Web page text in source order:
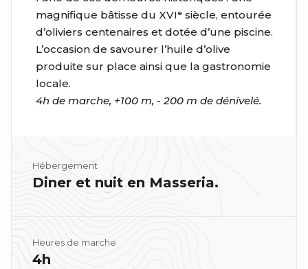
magnifique bâtisse du XVIᵉ siècle, entourée
d’oliviers centenaires et dotée d’une piscine.
L’occasion de savourer l’huile d’olive
produite sur place ainsi que la gastronomie
locale.
4h de marche, +100 m, - 200 m de dénivelé.
Hébergement
Diner et nuit en Masseria.
Heures de marche
4h